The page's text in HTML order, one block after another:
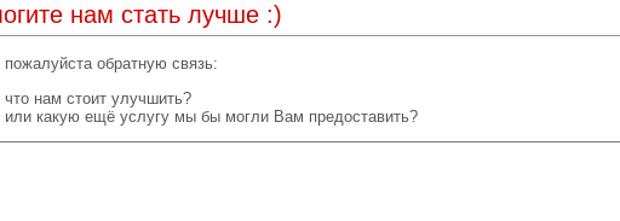
нам стать лучше :)
пожалуйста обратную связь:
что нам стоит улучшить?
или какую ещё услугу мы бы могли Вам предоставить?